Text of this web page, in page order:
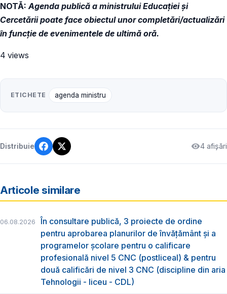
NOTĂ: Agenda publică a ministrului Educației și
Cercetării poate face obiectul unor completări/actualizări
în funcție de evenimentele de ultimă oră.
4 views
ETICHETE agenda ministru
Distribuie 4 afișări
Articole similare
06.08.2026
În consultare publică, 3 proiecte de ordine
pentru aprobarea planurilor de învățământ și a
programelor școlare pentru o calificare
profesională nivel 5 CNC (postliceal) & pentru
două calificări de nivel 3 CNC (discipline din aria
Tehnologii - liceu - CDL)